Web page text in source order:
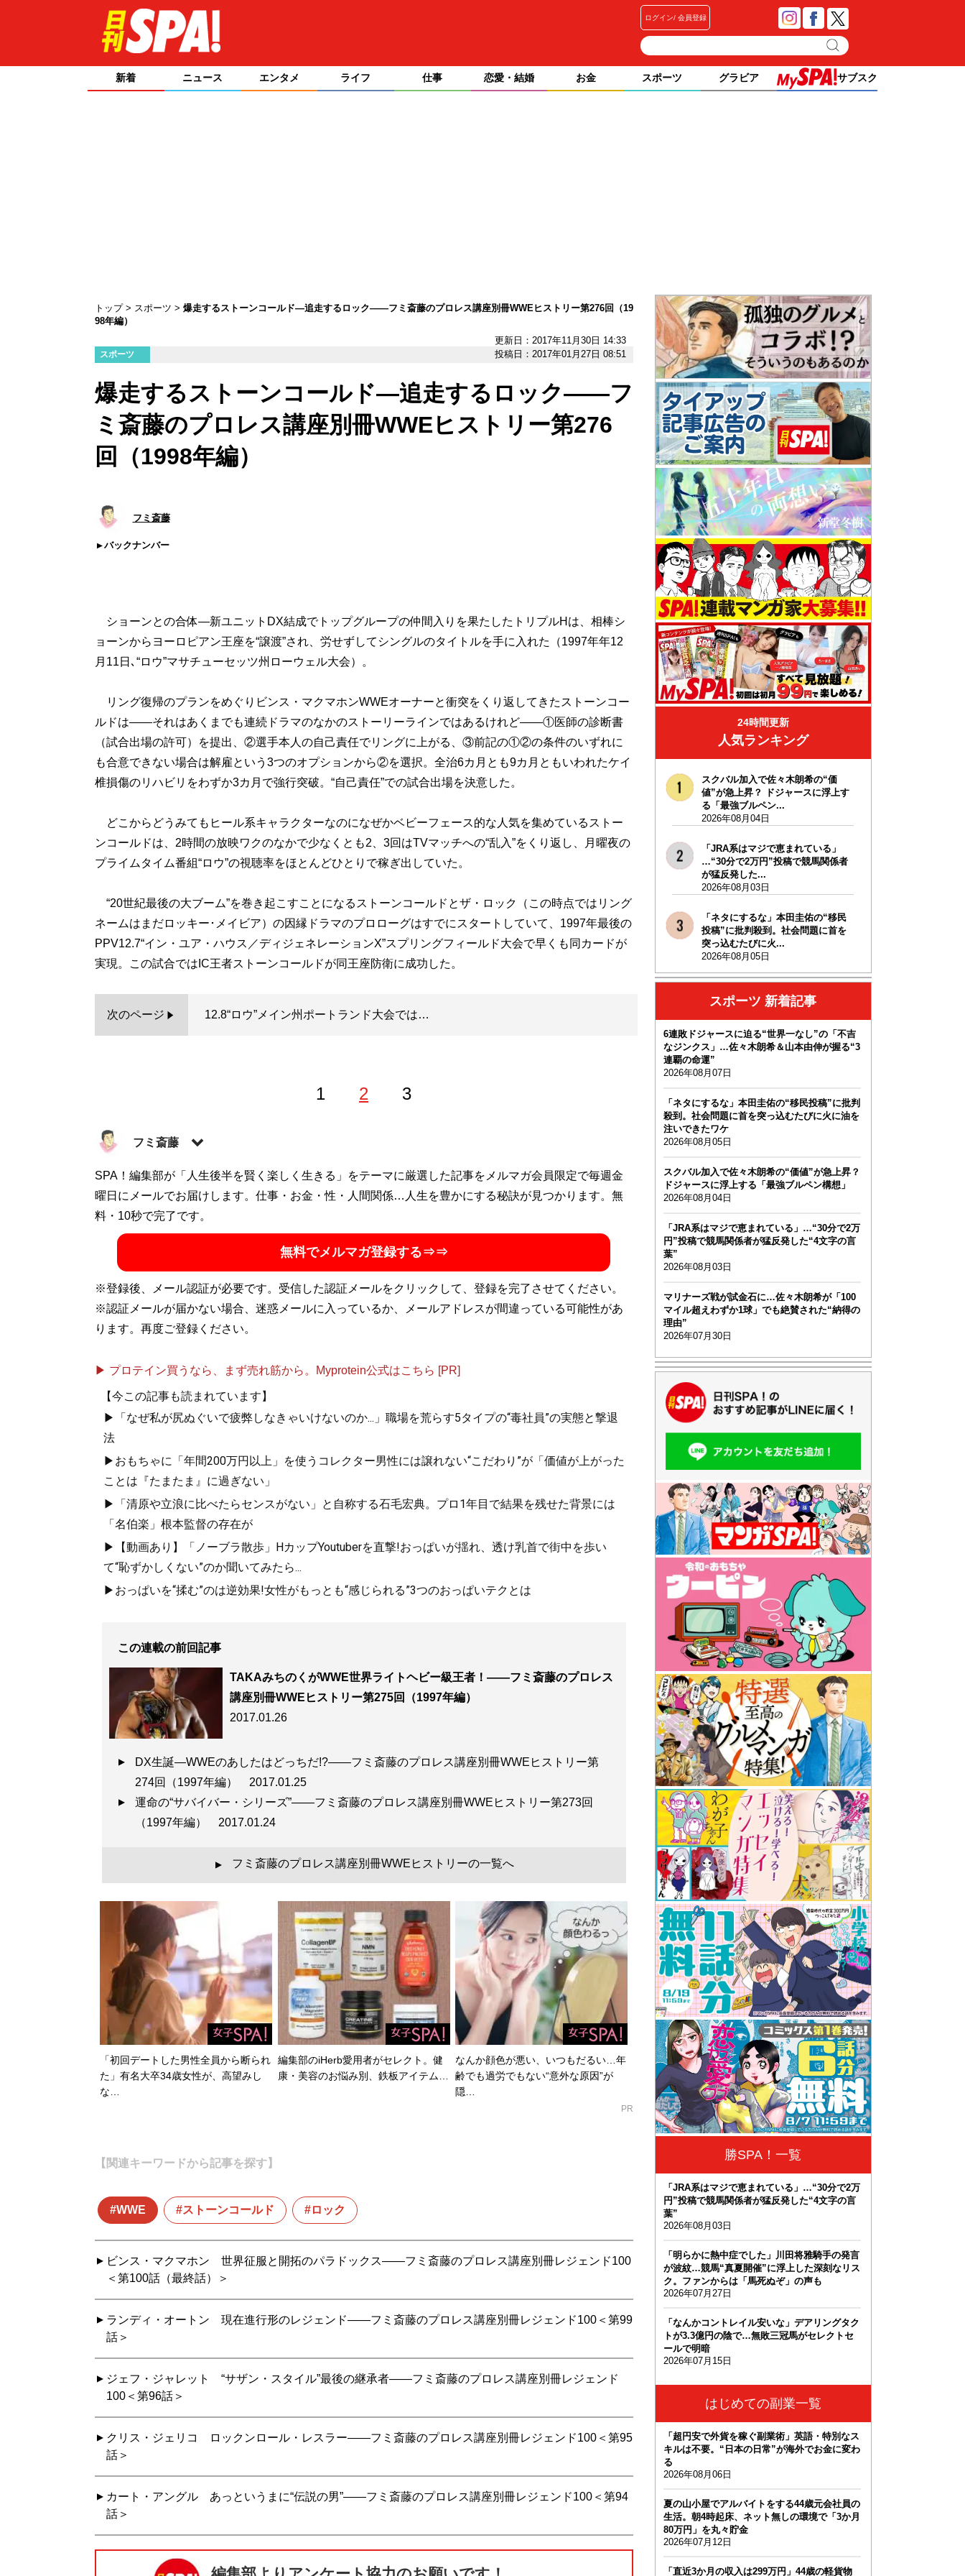
ログイン 会員登録
新着 ニュース エンタメ ライフ 仕事 恋愛・結婚 お金 スポーツ グラビア サブスク
トップ スポーツ
爆走するストーンコールド―追走するロック――フミ斎藤のプロレス講座別冊WWEヒストリー第276回（19
98年編）
更新日：2017年11月30日 14:33
スポーツ 投稿日：2017年01月27日 08:51
爆走するストーンコールド―追走するロック――フ
ミ斎藤のプロレス講座別冊WWEヒストリー第276
回（1998年編）
フミ斎藤
バックナンバー
ショーンとの合体―新ユニットDX結成でトップグループの仲間入りを果たしたトリプルHは、相棒シ
ョーンからヨーロピアン王座を“譲渡”され、労せずしてシングルのタイトルを手に入れた（1997年年12
月11日､“ロウ”マサチューセッツ州ローウェル大会）。
リング復帰のプランをめぐりビンス・マクマホンWWEオーナーと衝突をくり返してきたストーンコー
ルドは――それはあくまでも連続ドラマのなかのストーリーラインではあるけれど――①医師の診断書
（試合出場の許可）を提出、②選手本人の自己責任でリングに上がる、③前記の①②の条件のいずれに
も合意できない場合は解雇という3つのオプションから②を選択。全治6カ月とも9カ月ともいわれたケイ
椎損傷のリハビリをわずか3カ月で強行突破。“自己責任”での試合出場を決意した。
どこからどうみてもヒール系キャラクターなのになぜかベビーフェース的な人気を集めているストー
ンコールドは、2時間の放映ワクのなかで少なくとも2、3回はTVマッチへの“乱入”をくり返し、月曜夜の
プライムタイム番組“ロウ”の視聴率をほとんどひとりで稼ぎ出していた。
“20世紀最後の大ブーム”を巻き起こすことになるストーンコールドとザ・ロック（この時点ではリング
ネームはまだロッキー･メイビア）の因縁ドラマのプロローグはすでにスタートしていて、1997年最後の
PPV12.7“イン・ユア・ハウス／ディジェネレーションX”スプリングフィールド大会で早くも同カードが
実現。この試合ではIC王者ストーンコールドが同王座防衛に成功した。
次のページ 12.8“ロウ”メイン州ポートランド大会では…
1 2 3
フミ斎藤
記事一覧へ
SPA！編集部が「人生後半を賢く楽しく生きる」をテーマに厳選した記事をメルマガ会員限定で毎週金
曜日にメールでお届けします。仕事・お金・性・人間関係…人生を豊かにする秘訣が見つかります。無
料・10秒で完了です。
無料でメルマガ登録する⇒⇒
※登録後、メール認証が必要です。受信した認証メールをクリックして、登録を完了させてください。
※認証メールが届かない場合、迷惑メールに入っているか、メールアドレスが間違っている可能性があ
ります。再度ご登録ください。
▶ プロテイン買うなら、まず売れ筋から。Myprotein公式はこちら [PR]
【今この記事も読まれています】
▶「なぜ私が尻ぬぐいで疲弊しなきゃいけないのか...」職場を荒らす5タイプの“毒社員”の実態と撃退
法
▶おもちゃに「年間200万円以上」を使うコレクター男性には譲れない“こだわり”が「価値が上がった
ことは『たまたま』に過ぎない」
▶「清原や立浪に比べたらセンスがない」と自称する石毛宏典。プロ1年目で結果を残せた背景には
「名伯楽」根本監督の存在が
▶【動画あり】「ノーブラ散歩」HカップYoutuberを直撃!おっぱいが揺れ、透け乳首で街中を歩い
て“恥ずかしくない”のか聞いてみたら...
▶おっぱいを“揉む”のは逆効果!女性がもっとも“感じられる”3つのおっぱいテクとは
この連載の前回記事
TAKAみちのくがWWE世界ライトヘビー級王者！――フミ斎藤のプロレス
講座別冊WWEヒストリー第275回（1997年編）
2017.01.26
DX生誕―WWEのあしたはどっちだ!?――フミ斎藤のプロレス講座別冊WWEヒストリー第
274回（1997年編） 2017.01.25
運命の“サバイバー・シリーズ”――フミ斎藤のプロレス講座別冊WWEヒストリー第273回
（1997年編） 2017.01.24
▲ フミ斎藤のプロレス講座別冊WWEヒストリーの一覧へ
「初回デートした男性全員から断られ
た」有名大卒34歳女性が、高望みし
な…
編集部のiHerb愛用者がセレクト。健
康・美容のお悩み別、鉄板アイテム…
なんか顔色が悪い、いつもだるい…年
齢でも過労でもない“意外な原因”が
隠…
PR
【関連キーワードから記事を探す】
WWE ストーンコールド ロック
ビンス・マクマホン 世界征服と開拓のパラドックス――フミ斎藤のプロレス講座別冊レジェンド100
＜第100話（最終話）＞
ランディ・オートン 現在進行形のレジェンド――フミ斎藤のプロレス講座別冊レジェンド100＜第99
話＞
ジェフ・ジャレット “サザン・スタイル”最後の継承者――フミ斎藤のプロレス講座別冊レジェンド
100＜第96話＞
クリス・ジェリコ ロックンロール・レスラー――フミ斎藤のプロレス講座別冊レジェンド100＜第95
話＞
カート・アングル あっというまに“伝説の男”――フミ斎藤のプロレス講座別冊レジェンド100＜第94
話＞
24時間更新
人気ランキング
スクバル加入で佐々木朗希の“価
値”が急上昇？ ドジャースに浮上す
る「最強ブルペン...
2026年08月04日
「JRA系はマジで恵まれている」
…“30分で2万円”投稿で競馬関係者
が猛反発した...
2026年08月03日
「ネタにするな」本田圭佑の“移民
投稿”に批判殺到。社会問題に首を
突っ込むたびに火...
2026年08月05日
スポーツ 新着記事
6連敗ドジャースに迫る“世界一なし”の「不吉
なジンクス」…佐々木朗希＆山本由伸が握る“3
連覇の命運”
2026年08月07日
「ネタにするな」本田圭佑の“移民投稿”に批判
殺到。社会問題に首を突っ込むたびに火に油を
注いできたワケ
2026年08月05日
スクバル加入で佐々木朗希の“価値”が急上昇？
ドジャースに浮上する「最強ブルペン構想」
2026年08月04日
「JRA系はマジで恵まれている」…“30分で2万
円”投稿で競馬関係者が猛反発した“4文字の言
葉”
2026年08月03日
マリナーズ戦が試金石に…佐々木朗希が「100
マイル超えわずか1球」でも絶賛された“納得の
理由”
2026年07月30日
勝SPA！一覧
「JRA系はマジで恵まれている」…“30分で2万
円”投稿で競馬関係者が猛反発した“4文字の言
葉”
2026年08月03日
「明らかに熱中症でした」川田将雅騎手の発言
が波紋…競馬“真夏開催”に浮上した深刻なリス
ク。ファンからは「馬死ぬぞ」の声も
2026年07月27日
「なんかコントレイル安いな」デアリングタク
トが3.3億円の陰で…無敗三冠馬がセレクトセ
ールで明暗
2026年07月15日
はじめての副業一覧
「超円安で外貨を稼ぐ副業術」英語・特別なス
キルは不要。“日本の日常”が海外でお金に変わ
る
2026年08月06日
夏の山小屋でアルバイトをする44歳元会社員の
生活。朝4時起床、ネット無しの環境で「3か月
80万円」を丸々貯金
2026年07月12日
「直近3か月の収入は299万円」44歳の軽貨物